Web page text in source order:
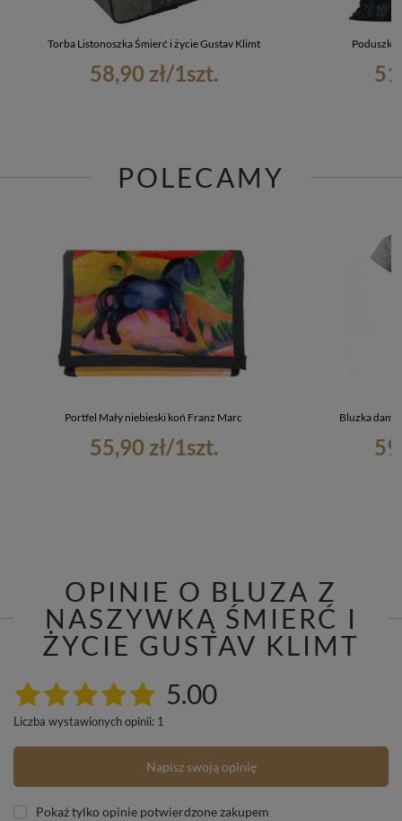
Torba Listonoszka Śmierć i życie Gustav Klimt
58,90 zł/1szt.
Poduszka
POLECAMY
Portfel Mały niebieski koń Franz Marc
55,90 zł/1szt.
Bluzka
OPINIE O BLUZA Z
NASZYWKĄ ŚMIERĆ I
ŻYCIE GUSTAV KLIMT
5.00
Liczba wystawionych opinii: 1
Napisz swoją opinię
Pokaż tylko opinie potwierdzone zakupem